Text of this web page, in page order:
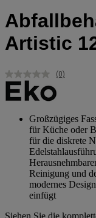
Artistic
Kein
Link
derselben
Seite.
(0)
Großzügiges
für Küche oder
für die diskrete
Reinigung und
modernes
einfügt
Siehen Sie die